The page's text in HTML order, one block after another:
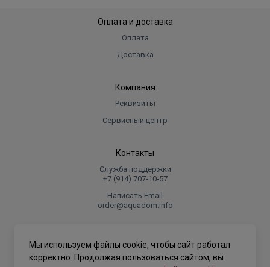
Оплата и доставка
Оплата
Доставка
Компания
Реквизиты
Сервисный центр
Контакты
Служба поддержки
+7 (914) 707‑10‑57
Написать Email
order@aquadom.info
.
Мы используем файлы cookie, чтобы сайт работал
корректно. Продолжая пользоваться сайтом, вы